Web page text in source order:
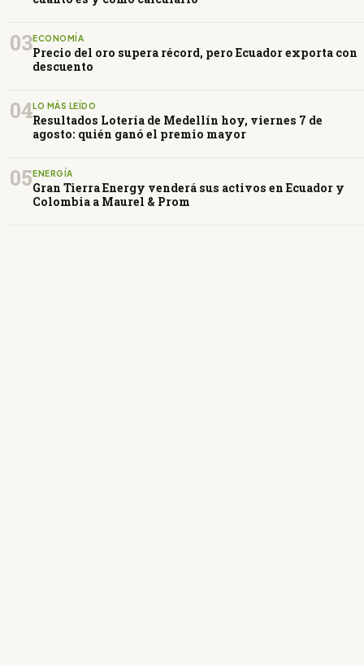
03ECONOMÍA
Precio del oro supera récord, pero Ecuador exporta con
descuento
04LO MÁS LEÍDO
Resultados Lotería de Medellín hoy, viernes 7 de
agosto: quién ganó el premio mayor
05ENERGÍA
Gran Tierra Energy venderá sus activos en Ecuador y
Colombia a Maurel & Prom